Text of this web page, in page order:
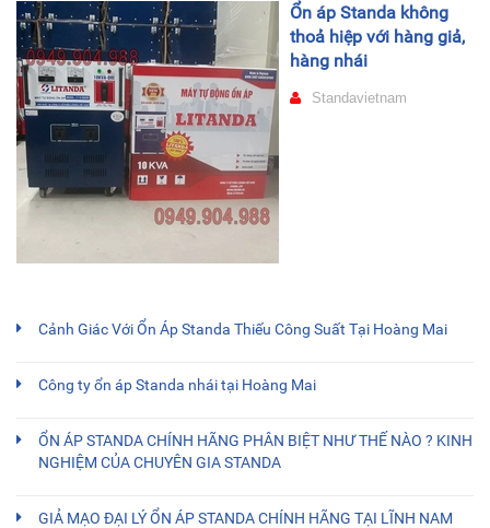
Ổn áp Standa không
thoả hiệp với hàng giả,
hàng nhái
Standavietnam
Cảnh Giác Với Ổn Áp Standa Thiếu Công Suất Tại Hoàng Mai
Công ty ổn áp Standa nhái tại Hoàng Mai
ỔN ÁP STANDA CHÍNH HÃNG PHÂN BIỆT NHƯ THẾ NÀO ? KINH
NGHIỆM CỦA CHUYÊN GIA STANDA
GIẢ MẠO ĐẠI LÝ ỔN ÁP STANDA CHÍNH HÃNG TẠI LĨNH NAM